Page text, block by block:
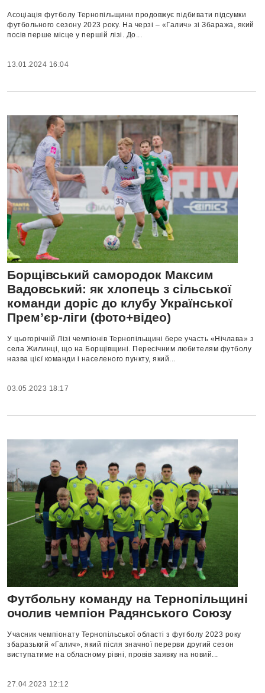
Асоціація футболу Тернопільщини продовжує підбивати підсумки
футбольного сезону 2023 року. На черзі – «Галич» зі Збаража, який
посів перше місце у першій лізі. До...
13.01.2024 16:04
Борщівський самородок Максим
Вадовський: як хлопець з сільської
команди доріс до клубу Української
Прем’єр-ліги (фото+відео)
У цьогорічній Лізі чемпіонів Тернопільщині бере участь «Нічлава» з
села Жилинці, що на Борщівщині. Пересічним любителям футболу
назва цієї команди і населеного пункту, який...
03.05.2023 18:17
Футбольну команду на Тернопільщині
очолив чемпіон Радянського Союзу
Учасник чемпіонату Тернопільської області з футболу 2023 року
збаразький «Галич», який після значної перерви другий сезон
виступатиме на обласному рівні, провів заявку на новий...
27.04.2023 12:12